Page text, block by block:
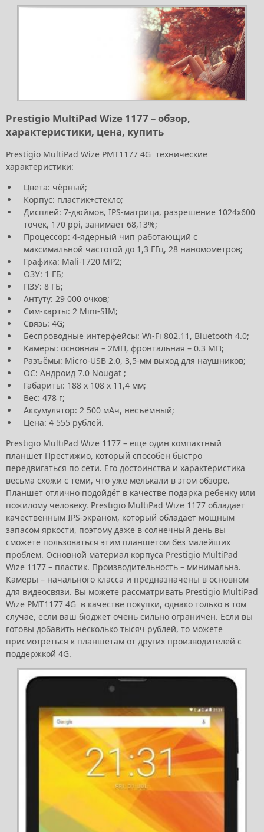
Prestigio MultiPad Wize 1177 – обзор,
характеристики, цена, купить
Prestigio MultiPad Wize PMT1177 4G технические
характеристики:
Цвета: чёрный;
Корпус: пластик+стекло;
Дисплей: 7-дюймов, IPS-матрица, разрешение 1024х600
точек, 170 ppi, занимает 68,13%;
Процессор: 4-ядерный чип работающий с
максимальной частотой до 1,3 ГГц, 28 наномометров;
Графика: Mali-T720 MP2;
ОЗУ: 1 ГБ;
ПЗУ: 8 ГБ;
Антуту: 29 000 очков;
Сим-карты: 2 Mini-SIM;
Связь: 4G;
Беспроводные интерфейсы: Wi-Fi 802.11, Bluetooth 4.0;
Камеры: основная – 2МП, фронтальная – 0.3 МП;
Разъёмы: Micro-USB 2.0, 3,5-мм выход для наушников;
ОС: Андроид 7.0 Nougat ;
Габариты: 188 х 108 х 11,4 мм;
Вес: 478 г;
Аккумулятор: 2 500 мАч, несъёмный;
Цена: 4 555 рублей.
Prestigio MultiPad Wize 1177 – еще один компактный
планшет Престижио, который способен быстро
передвигаться по сети. Его достоинства и характеристика
весьма схожи с теми, что уже мелькали в этом обзоре.
Планшет отлично подойдёт в качестве подарка ребенку или
пожилому человеку. Prestigio MultiPad Wize 1177 обладает
качественным IPS-экраном, который обладает мощным
запасом яркости, поэтому даже в солнечный день вы
сможете пользоваться этим планшетом без малейших
проблем. Основной материал корпуса Prestigio MultiPad
Wize 1177 – пластик. Производительность – минимальна.
Камеры – начального класса и предназначены в основном
для видеосвязи. Вы можете рассматривать Prestigio MultiPad
Wize PMT1177 4G в качестве покупки, однако только в том
случае, если ваш бюджет очень сильно ограничен. Если вы
готовы добавить несколько тысяч рублей, то можете
присмотреться к планшетам от других производителей с
поддержкой 4G.